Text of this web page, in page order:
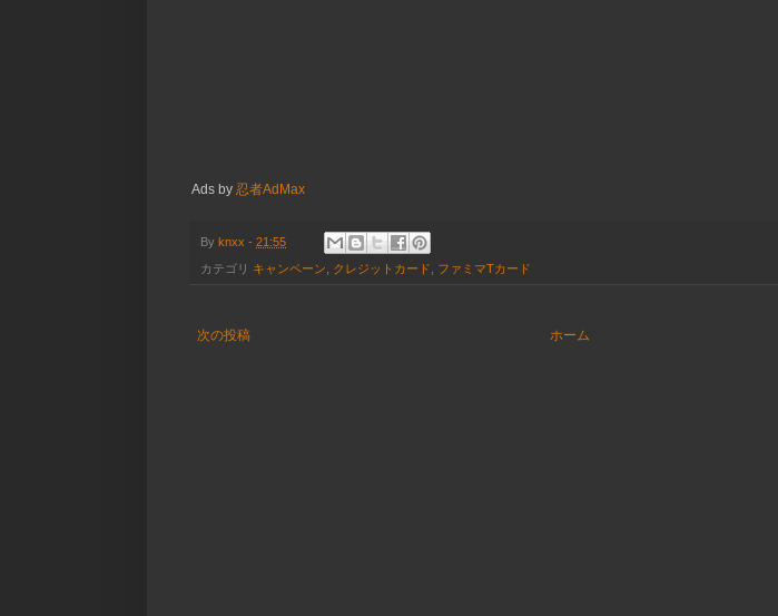
Ads by 忍者AdMax
By knxx - 21:55
カテゴリ キャンペーン, クレジットカード, ファミマTカード
次の投稿 ホーム